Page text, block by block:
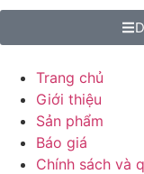
Trang chủ
Giới thiệu
Sản phẩm
Báo giá
Chính sách và